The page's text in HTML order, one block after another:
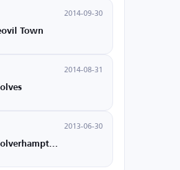
2014-09-30
Town
2014-08-31
2013-06-30